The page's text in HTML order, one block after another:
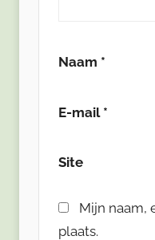
Naam *
E-mail *
Site
Mijn naam,
plaats.